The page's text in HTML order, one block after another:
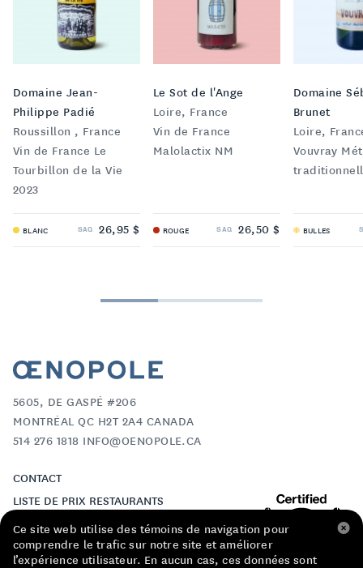
Domaine Jean-
Philippe Padié
Roussillon , France
Vin de France Le
Tourbillon de la Vie
2023
BLANC SAQ 26,95 $
Le Sot de l'Ange
Loire, France
Vin de France
Malolactix NM
ROUGE SAQ 26,50 $
Domaine
Brunet
Loire,
Vouvray
BULLES
5605, DE GASPÉ #206
MONTRÉAL QC H2T 2A4 CANADA
514 276 1818 INFO@OENOPOLE.CA
CONTACT
LISTE DE PRIX RESTAURANTS
POLITIQUE DE CONFIDENTIALITÉ
À PROPOS
Ce site web utilise des témoins de navigation pour
comprendre le trafic sur notre site et améliorer
l’expérience utilisateur. En aucun cas, ces données sont